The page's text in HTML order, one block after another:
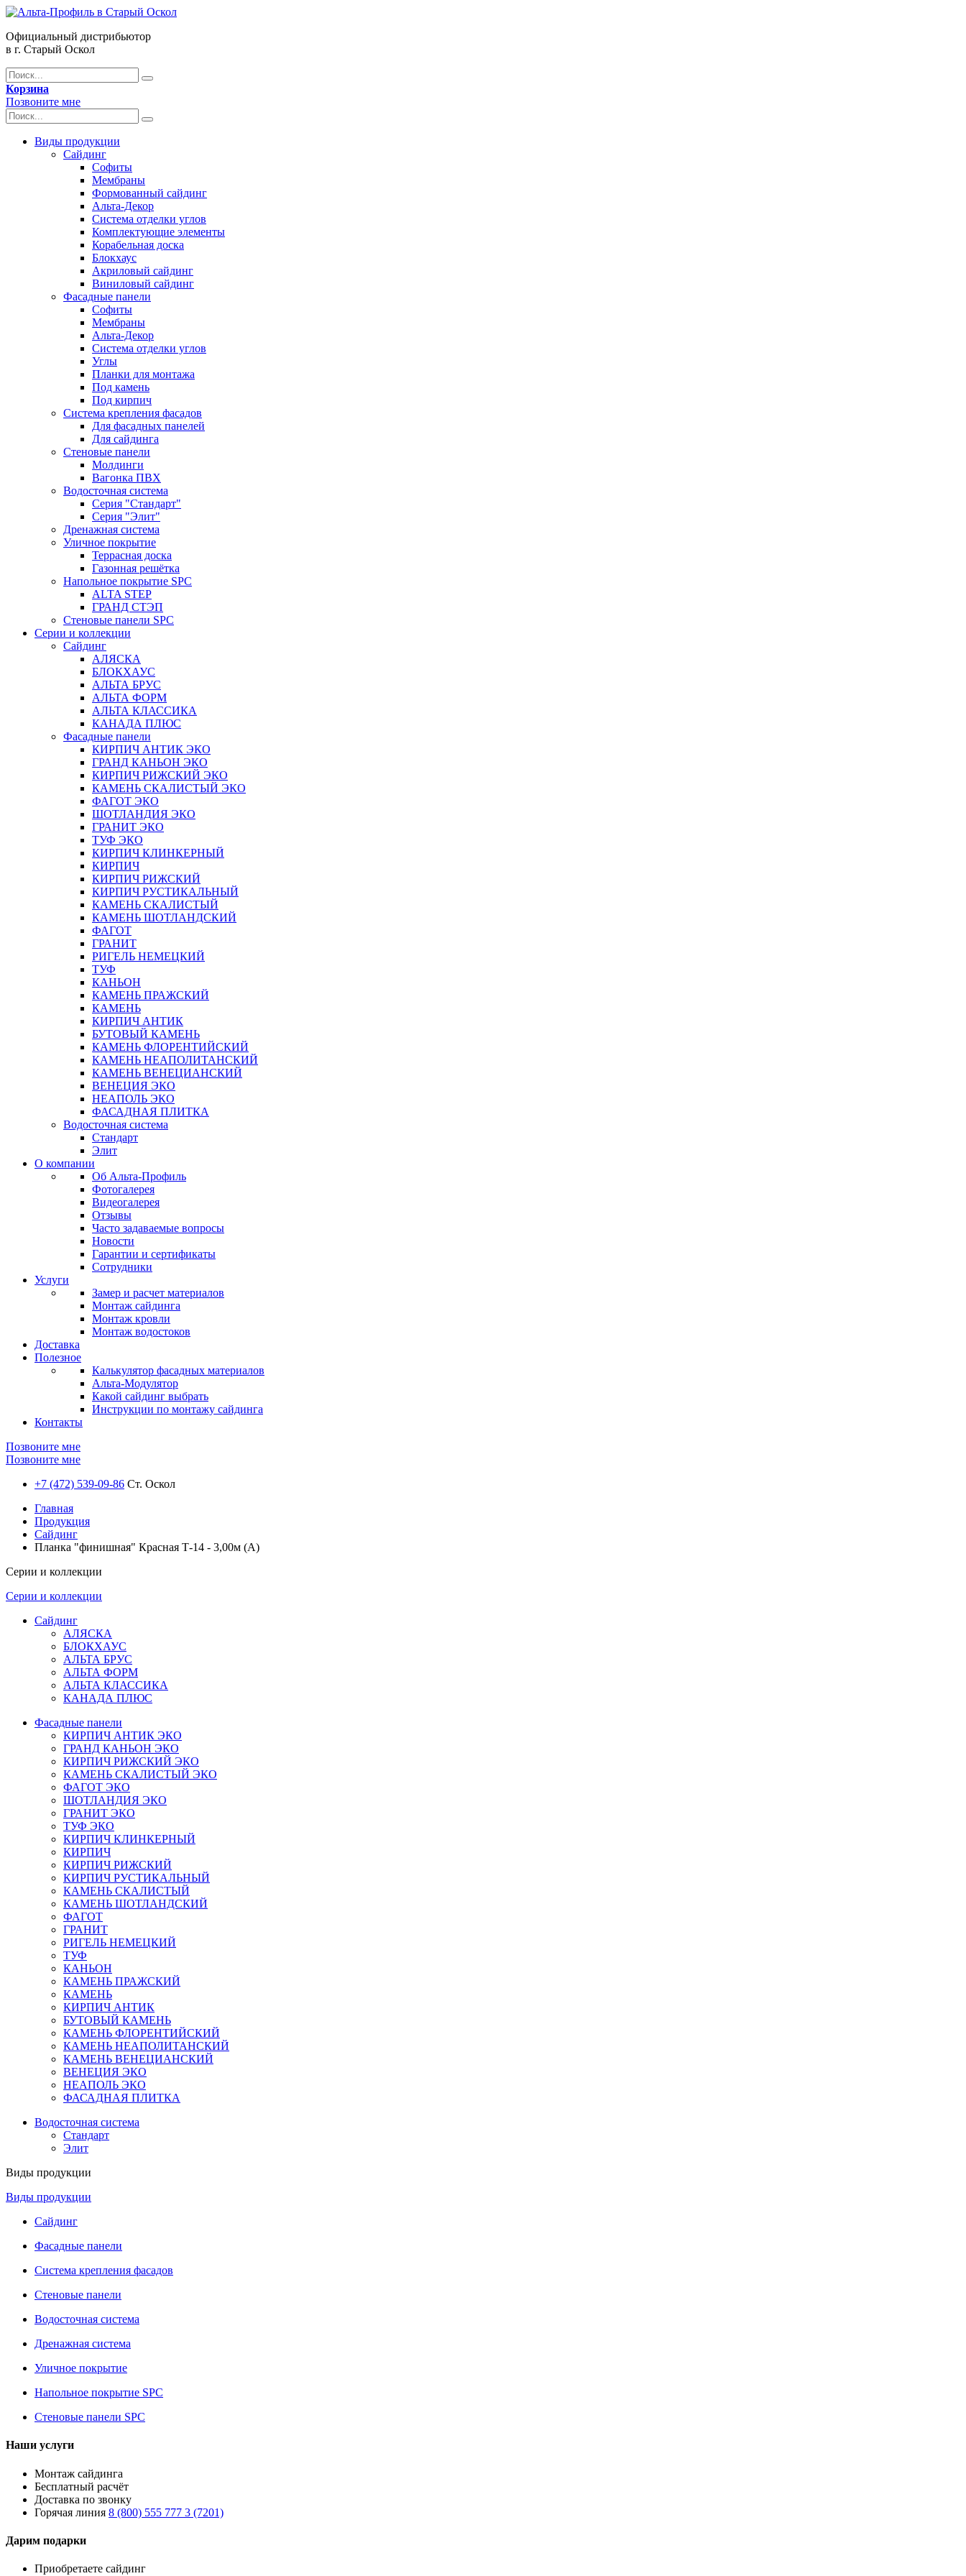
Официальный дистрибьютор
в г. Старый Оскол
Корзина
Позвоните мне
Виды продукции
Сайдинг
Софиты
Мембраны
Формованный сайдинг
Альта-Декор
Система отделки углов
Комплектующие элементы
Корабельная доска
Блокхаус
Акриловый сайдинг
Виниловый сайдинг
Фасадные панели
Софиты
Мембраны
Альта-Декор
Система отделки углов
Углы
Планки для монтажа
Под камень
Под кирпич
Система крепления фасадов
Для фасадных панелей
Для сайдинга
Стеновые панели
Молдинги
Вагонка ПВХ
Водосточная система
Серия "Стандарт"
Серия "Элит"
Дренажная система
Уличное покрытие
Террасная доска
Газонная решётка
Напольное покрытие SPC
ALTA STEP
ГРАНД СТЭП
Стеновые панели SPC
Серии и коллекции
Сайдинг
АЛЯСКА
БЛОКХАУС
АЛЬТА БРУС
АЛЬТА ФОРМ
АЛЬТА КЛАССИКА
КАНАДА ПЛЮС
Фасадные панели
КИРПИЧ АНТИК ЭКО
ГРАНД КАНЬОН ЭКО
КИРПИЧ РИЖСКИЙ ЭКО
КАМЕНЬ СКАЛИСТЫЙ ЭКО
ФАГОТ ЭКО
ШОТЛАНДИЯ ЭКО
ГРАНИТ ЭКО
ТУФ ЭКО
КИРПИЧ КЛИНКЕРНЫЙ
КИРПИЧ
КИРПИЧ РИЖСКИЙ
КИРПИЧ РУСТИКАЛЬНЫЙ
КАМЕНЬ СКАЛИСТЫЙ
КАМЕНЬ ШОТЛАНДСКИЙ
ФАГОТ
ГРАНИТ
РИГЕЛЬ НЕМЕЦКИЙ
ТУФ
КАНЬОН
КАМЕНЬ ПРАЖСКИЙ
КАМЕНЬ
КИРПИЧ АНТИК
БУТОВЫЙ КАМЕНЬ
КАМЕНЬ ФЛОРЕНТИЙСКИЙ
КАМЕНЬ НЕАПОЛИТАНСКИЙ
КАМЕНЬ ВЕНЕЦИАНСКИЙ
ВЕНЕЦИЯ ЭКО
НЕАПОЛЬ ЭКО
ФАСАДНАЯ ПЛИТКА
Водосточная система
Стандарт
Элит
О компании
Об Альта-Профиль
Фотогалерея
Видеогалерея
Отзывы
Часто задаваемые вопросы
Новости
Гарантии и сертификаты
Сотрудники
Услуги
Замер и расчет материалов
Монтаж сайдинга
Монтаж кровли
Монтаж водостоков
Доставка
Полезное
Калькулятор фасадных материалов
Альта-Модулятор
Какой сайдинг выбрать
Инструкции по монтажу сайдинга
Контакты
Позвоните мне
Позвоните мне
+7 (472) 539-09-86 Ст. Оскол
Главная
Продукция
Сайдинг
Планка "финишная" Красная Т-14 - 3,00м (А)
Серии и коллекции
Серии и коллекции
Сайдинг
АЛЯСКА
БЛОКХАУС
АЛЬТА БРУС
АЛЬТА ФОРМ
АЛЬТА КЛАССИКА
КАНАДА ПЛЮС
Фасадные панели
КИРПИЧ АНТИК ЭКО
ГРАНД КАНЬОН ЭКО
КИРПИЧ РИЖСКИЙ ЭКО
КАМЕНЬ СКАЛИСТЫЙ ЭКО
ФАГОТ ЭКО
ШОТЛАНДИЯ ЭКО
ГРАНИТ ЭКО
ТУФ ЭКО
КИРПИЧ КЛИНКЕРНЫЙ
КИРПИЧ
КИРПИЧ РИЖСКИЙ
КИРПИЧ РУСТИКАЛЬНЫЙ
КАМЕНЬ СКАЛИСТЫЙ
КАМЕНЬ ШОТЛАНДСКИЙ
ФАГОТ
ГРАНИТ
РИГЕЛЬ НЕМЕЦКИЙ
ТУФ
КАНЬОН
КАМЕНЬ ПРАЖСКИЙ
КАМЕНЬ
КИРПИЧ АНТИК
БУТОВЫЙ КАМЕНЬ
КАМЕНЬ ФЛОРЕНТИЙСКИЙ
КАМЕНЬ НЕАПОЛИТАНСКИЙ
КАМЕНЬ ВЕНЕЦИАНСКИЙ
ВЕНЕЦИЯ ЭКО
НЕАПОЛЬ ЭКО
ФАСАДНАЯ ПЛИТКА
Водосточная система
Стандарт
Элит
Виды продукции
Виды продукции
Сайдинг
Фасадные панели
Система крепления фасадов
Стеновые панели
Водосточная система
Дренажная система
Уличное покрытие
Напольное покрытие SPC
Стеновые панели SPC
Наши услуги
Монтаж сайдинга
Бесплатный расчёт
Доставка по звонку
Горячая линия 8 (800) 555 777 3 (7201)
Дарим подарки
Приобретаете сайдинг